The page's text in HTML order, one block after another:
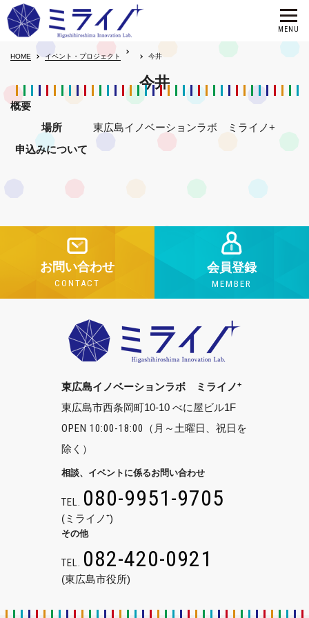
HOME イベント・プロジェクト 今井
今井
概要
場所
東広島イノベーションラボ ミライノ+
申込みについて
お問い合わせ
CONTACT
会員登録
MEMBER
東広島イノベーションラボ ミライノ+
東広島市西条岡町10-10 べに屋ビル1F
OPEN 10:00-18:00
（月～土曜日、祝日を
除く）
相談、イベントに係るお問い合わせ
TEL. 080-9951-9705
(ミライノ⁺)
その他
TEL. 082-420-0921
(東広島市役所)